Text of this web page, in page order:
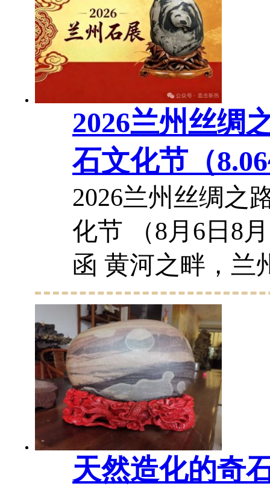
川省新文艺组织
办单位 四川省古
2026兰州丝绸
石文化节（
2026兰州丝绸之
化节 （8月6日8
函 黄河之畔，兰
史，融汇丝路、
民族等多元文化
深邃润染。古城
华交织，自然与...
天然造化的奇